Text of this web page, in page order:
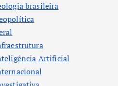
brasileira
Artificial